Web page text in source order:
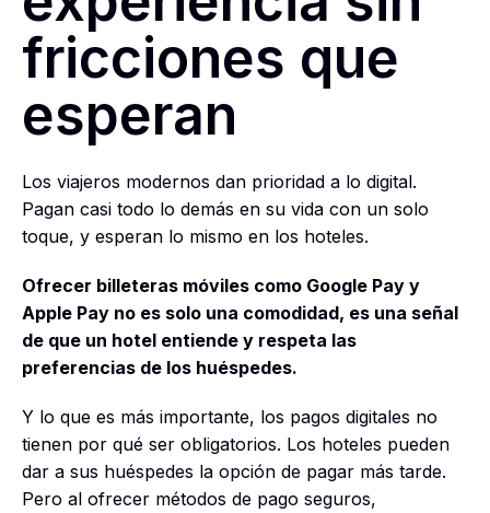
fricciones que
esperan
Los viajeros modernos dan prioridad a lo digital.
Pagan casi todo lo demás en su vida con un solo
toque, y esperan lo mismo en los hoteles.
Ofrecer billeteras móviles como Google Pay y
Apple Pay no es solo una comodidad, es una señal
de que un hotel entiende y respeta las
preferencias de los huéspedes.
Y lo que es más importante, los pagos digitales no
tienen por qué ser obligatorios. Los hoteles pueden
dar a sus huéspedes la opción de pagar más tarde.
Pero al ofrecer métodos de pago seguros,